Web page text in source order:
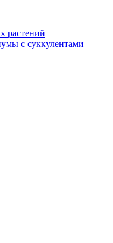
растений
с суккулентами